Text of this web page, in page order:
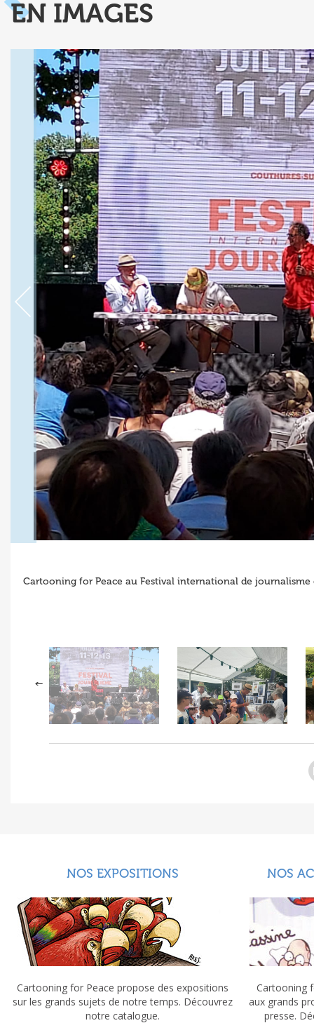
EN IMAGES
Cartooning for Peace au Festival international de
NOS EXPOSITIONS
Cartooning for Peace propose des expositions
sur les grands sujets de notre temps. Découvrez
notre catalogue.
NOS
Cartooning
aux grands
presse.